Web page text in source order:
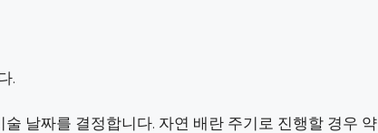
.
날짜를 결정합니다. 자연 배란 주기로 진행할 경우 약